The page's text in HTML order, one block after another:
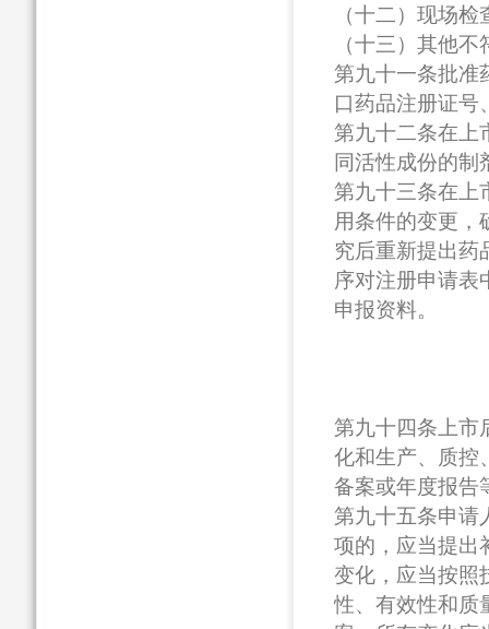
（十二）现场
（十三）其他
第九十一条批准
口药品注册证号
第九十二条在上
同活性成份的制
第九十三条在上
用条件的变更，
究后重新提出药
序对注册申请表
申报资料。
第九十四条上市
化和生产、质控
备案或年度报告
第九十五条申请
项的，应当提出
变化，应当按照
性、有效性和质